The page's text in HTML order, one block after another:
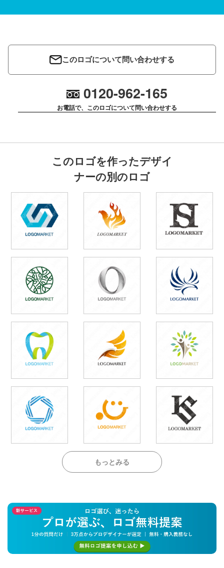
このロゴについて問い合わせする
0120-962-165
お電話で、このロゴについて問い合わせする
このロゴを作ったデザイ
ナーの別のロゴ
もっとみる